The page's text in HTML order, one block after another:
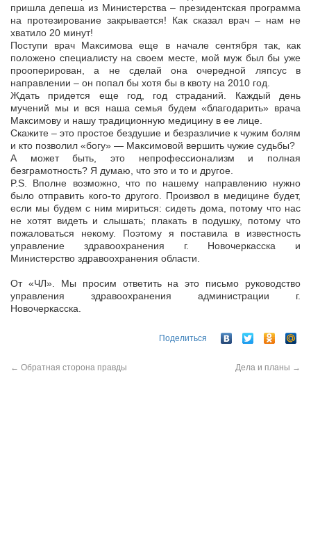
пришла депеша из Министерства – президентская программа
на протезирование закрывается! Как сказал врач – нам не
хватило 20 минут!
Поступи врач Максимова еще в начале сентября так, как
положено специалисту на своем месте, мой муж был бы уже
прооперирован, а не сделай она очередной ляпсус в
направлении – он попал бы хотя бы в квоту на 2010 год.
Ждать придется еще год, год страданий. Каждый день
мучений мы и вся наша семья будем «благодарить» врача
Максимову и нашу традиционную медицину в ее лице.
Скажите – это простое бездушие и безразличие к чужим болям
и кто позволил «богу» — Максимовой вершить чужие судьбы?
А может быть, это непрофессионализм и полная
безграмотность? Я думаю, что это и то и другое.
P.S. Вполне возможно, что по нашему направлению нужно
было отправить кого-то другого. Произвол в медицине будет,
если мы будем с ним мириться: сидеть дома, потому что нас
не хотят видеть и слышать; плакать в подушку, потому что
пожаловаться некому. Поэтому я поставила в известность
управление здравоохранения г. Новочеркасска и
Министерство здравоохранения области.
От «ЧЛ». Мы просим ответить на это письмо руководство
управления здравоохранения администрации г.
Новочеркасска.
Поделиться
← Обратная сторона правды Дела и планы →